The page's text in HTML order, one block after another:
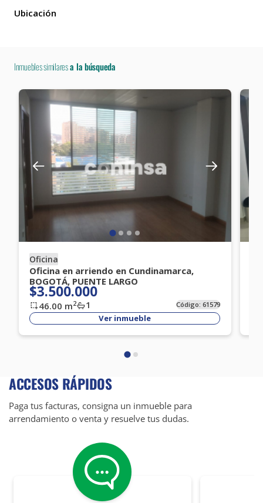
Ubicación
Inmuebles similaresa la búsqueda
Oficina
Oficina en arriendo en Cundinamarca,
BOGOTÁ, PUENTE LARGO
$3.500.000
46.00 m2 1 Código:61579
Ver inmueble
ACCESOS RÁPIDOS
Paga tus facturas, consigna un inmueble para
arrendamiento o venta y resuelve tus dudas.